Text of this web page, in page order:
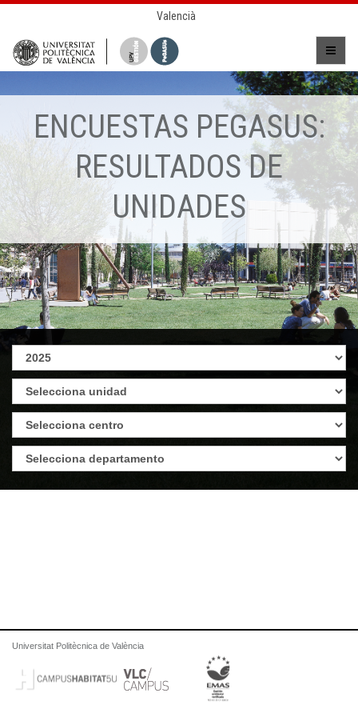
Valencià
ENCUESTAS PEGASUS:
RESULTADOS DE
UNIDADES
Universitat Politècnica de València